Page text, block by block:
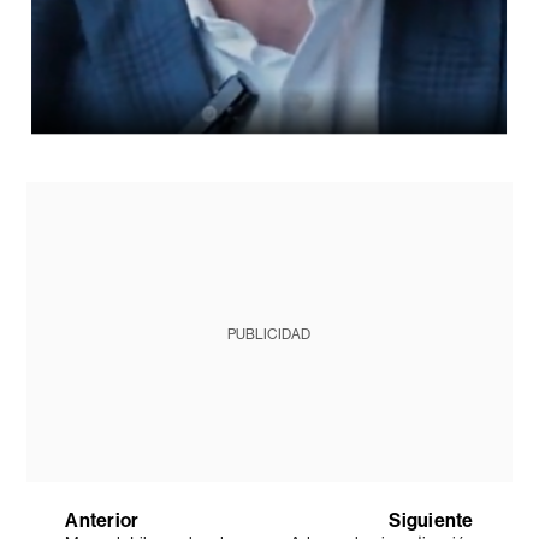
PUBLICIDAD
Anterior Siguiente